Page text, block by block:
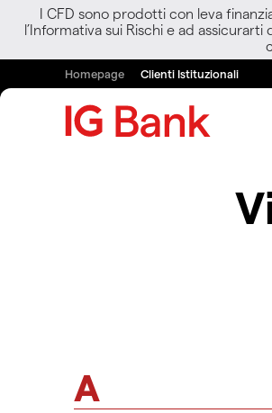
I CFD sono prodotti con leva
l’Informativa sui Rischi e ad
Homepage Clienti Istituzionali
A